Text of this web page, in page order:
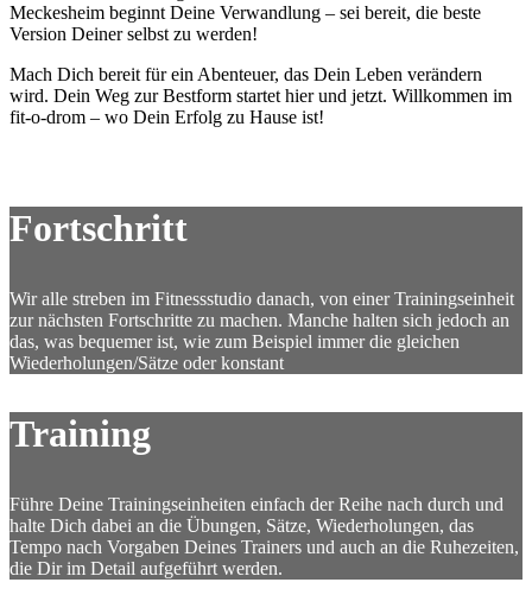
Meckesheim beginnt Deine Verwandlung – sei bereit, die beste
Version Deiner selbst zu werden!
Mach Dich bereit für ein Abenteuer, das Dein Leben verändern
wird. Dein Weg zur Bestform startet hier und jetzt. Willkommen im
fit-o-drom – wo Dein Erfolg zu Hause ist!
Fortschritt
Wir alle streben im Fitnessstudio danach, von einer Trainingseinheit
zur nächsten Fortschritte zu machen. Manche halten sich jedoch an
das, was bequemer ist, wie zum Beispiel immer die gleichen
Wiederholungen/Sätze oder konstant
Training
Führe Deine Trainingseinheiten einfach der Reihe nach durch und
halte Dich dabei an die Übungen, Sätze, Wiederholungen, das
Tempo nach Vorgaben Deines Trainers und auch an die Ruhezeiten,
die Dir im Detail aufgeführt werden.